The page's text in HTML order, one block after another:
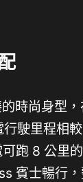
時尚身型
駛里程相
跑 8 公里
賓士暢行